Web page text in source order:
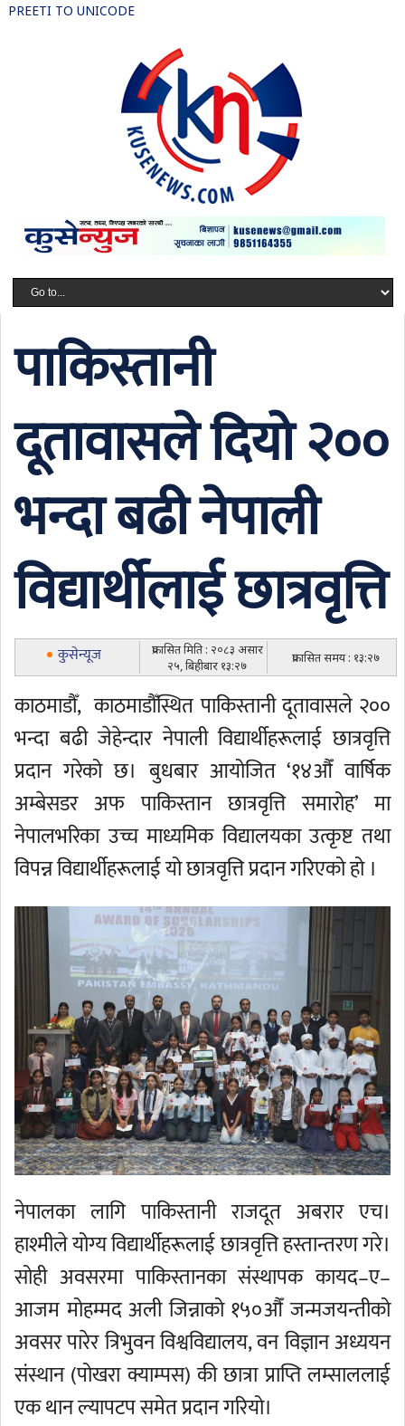
PREETI TO UNICODE
पाकिस्तानी
दूतावासले दियो २००
भन्दा बढी नेपाली
विद्यार्थीलाई छात्रवृत्ति
कुसेन्यूज
प्रकासित मिति : २०८३ असार
२५, बिहीबार १३:२७
प्रकासित समय : १३:२७
काठमाडौँ, काठमाडौँस्थित पाकिस्तानी दूतावासले २००
भन्दा बढी जेहेन्दार नेपाली विद्यार्थीहरूलाई छात्रवृत्ति
प्रदान गरेको छ। बुधबार आयोजित ‘१४औँ वार्षिक
अम्बेसडर अफ पाकिस्तान छात्रवृत्ति समारोह’ मा
नेपालभरिका उच्च माध्यमिक विद्यालयका उत्कृष्ट तथा
विपन्न विद्यार्थीहरूलाई यो छात्रवृत्ति प्रदान गरिएको हो ।
नेपालका लागि पाकिस्तानी राजदूत अबरार एच।
हाश्मीले योग्य विद्यार्थीहरूलाई छात्रवृत्ति हस्तान्तरण गरे।
सोही अवसरमा पाकिस्तानका संस्थापक कायद–ए–
आजम मोहम्मद अली जिन्नाको १५०औँ जन्मजयन्तीको
अवसर पारेर त्रिभुवन विश्वविद्यालय, वन विज्ञान अध्ययन
संस्थान (पोखरा क्याम्पस) की छात्रा प्राप्ति लम्साललाई
एक थान ल्यापटप समेत प्रदान गरियो।